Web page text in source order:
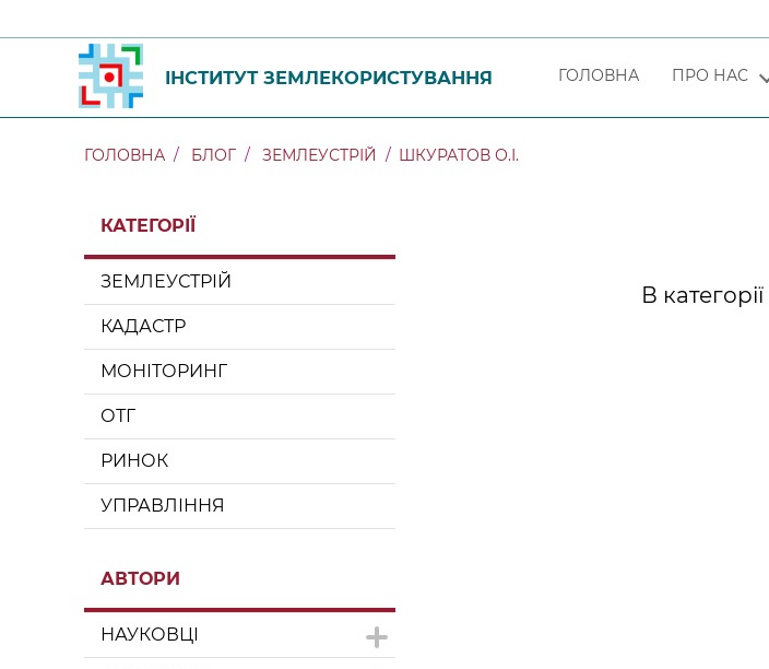
ІНСТИТУТ ЗЕМЛЕКОРИСТУВАННЯ ГОЛОВНА ПРО НАС
ГОЛОВНА БЛОГ ЗЕМЛЕУСТРІЙ ШКУРАТОВ О.І.
КАТЕГОРІЇ
ЗЕМЛЕУСТРІЙ
КАДАСТР
МОНІТОРИНГ
ОТГ
РИНОК
УПРАВЛІННЯ
АВТОРИ
НАУКОВЦІ
В категорії